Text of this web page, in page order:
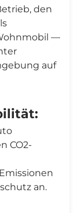
den
—
auf
CO2-
an.